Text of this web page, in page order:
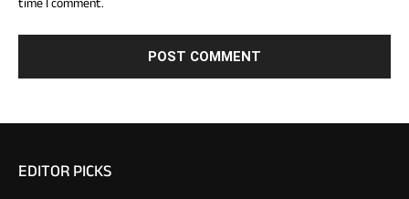
time I comment.
EDITOR PICKS